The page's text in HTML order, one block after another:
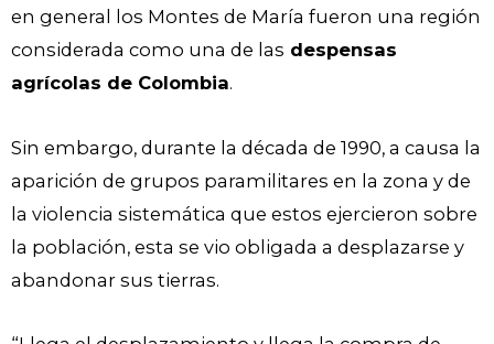
en general los Montes de María fueron una región
considerada como una de las despensas
agrícolas de Colombia.
Sin embargo, durante la década de 1990, a causa la
aparición de grupos paramilitares en la zona y de
la violencia sistemática que estos ejercieron sobre
la población, esta se vio obligada a desplazarse y
abandonar sus tierras.